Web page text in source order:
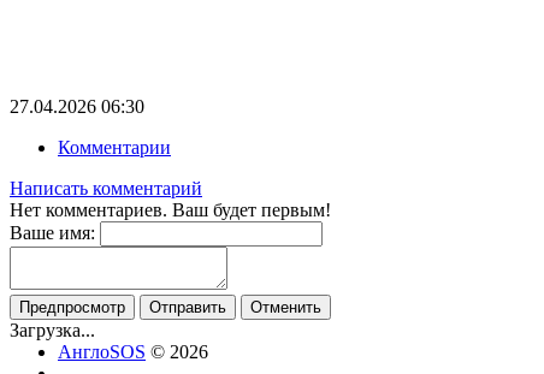
27.04.2026 06:30
Комментарии
Написать комментарий
Нет комментариев. Ваш будет первым!
Ваше имя:
Предпросмотр Отправить Отменить
Загрузка...
АнглоSOS © 2026